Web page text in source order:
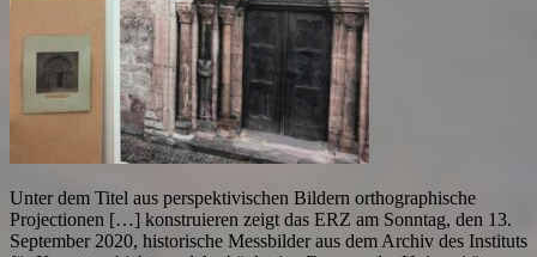
Unter dem Titel aus perspektivischen Bildern orthographische
Projectionen […] konstruieren zeigt das ERZ am Sonntag, den 13.
September 2020, historische Messbilder aus dem Archiv des Instituts